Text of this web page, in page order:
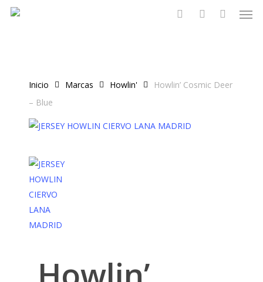
Skip
Inicio Marcas Howlin'
Howlin’ Cosmic Deer
– Blue